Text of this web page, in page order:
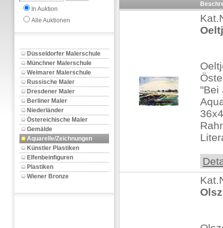
In Auktion
Alle Auktionen
Düsseldorfer Malerschule
Münchner Malerschule
Weimarer Malerschule
Russische Maler
Dresdener Maler
Berliner Maler
Niederländer
Östereichische Maler
Gemälde
Aquarelle/Zeichnungen
Künstler Plastiken
Elfenbeinfiguren
Plastiken
Wiener Bronze
"Bei